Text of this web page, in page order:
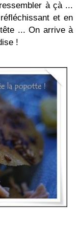
à çà ...
et en
... On arrive à
!